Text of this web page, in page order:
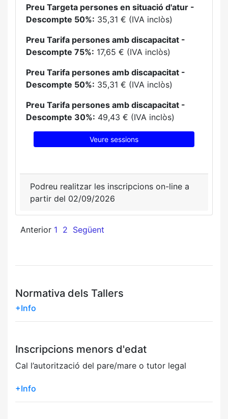
Preu Targeta persones en situació d'atur -
Descompte 50%: 35,31 € (IVA inclòs)
Preu Tarifa persones amb discapacitat -
Descompte 75%: 17,65 € (IVA inclòs)
Preu Tarifa persones amb discapacitat -
Descompte 50%: 35,31 € (IVA inclòs)
Preu Tarifa persones amb discapacitat -
Descompte 30%: 49,43 € (IVA inclòs)
Veure sessions
Podreu realitzar les inscripcions on-line a
partir del 02/09/2026
Anterior 1 2 Següent
Normativa dels Tallers
+Info
Inscripcions menors d'edat
Cal l’autorització del pare/mare o tutor legal
+Info